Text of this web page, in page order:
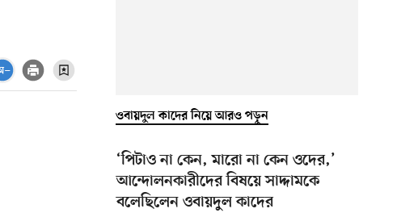
ওবায়দুল কাদের নিয়ে আরও পড়ুন
‘পিটাও না কেন, মারো না কেন ওদের,’
আন্দোলনকারীদের বিষয়ে সাদ্দামকে
বলেছিলেন ওবায়দুল কাদের